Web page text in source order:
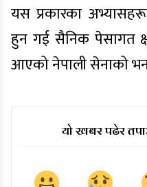
यस प्रकारका
हुन गई सैनिक पेसागत
आएको नेपाली सेनाको
यो खबर पढेर